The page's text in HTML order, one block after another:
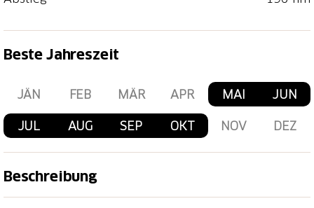
Beste Jahreszeit
JÄN FEB MÄR APR MAI JUN
JUL AUG SEP OKT NOV DEZ
Beschreibung